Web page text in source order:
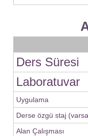
Ders Süresi
Laboratuvar
Uygulama
Derse özgü staj
Alan Çalışması